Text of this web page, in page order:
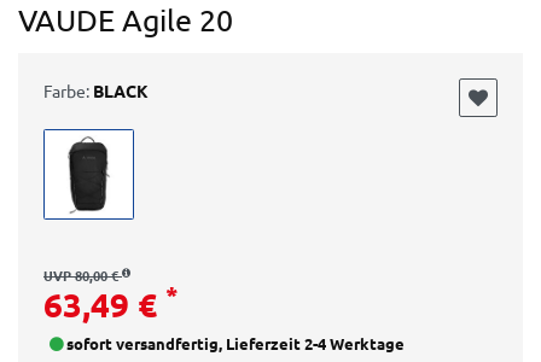
VAUDE Agile 20
Farbe: BLACK
UVP 80,00 €
63,49 € *
sofort versandfertig, Lieferzeit 2-4 Werktage